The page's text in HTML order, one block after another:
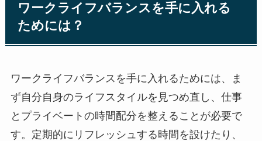
ワークライフバランスを手に入れる
ためには？
ワークライフバランスを手に入れるためには、ま
ず自分自身のライフスタイルを見つめ直し、仕事
とプライベートの時間配分を整えることが必要で
す。定期的にリフレッシュする時間を設けたり、